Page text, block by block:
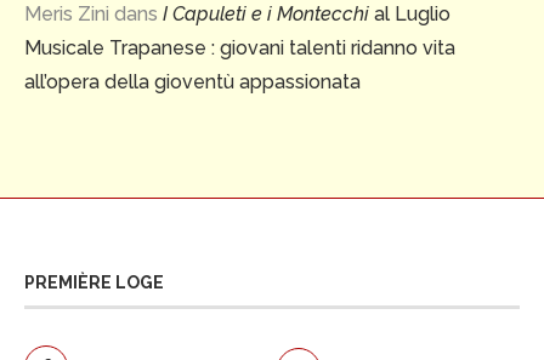
Meris Zini dans I Capuleti e i Montecchi al Luglio
Musicale Trapanese : giovani talenti ridanno vita
all’opera della gioventù appassionata
PREMIÈRE LOGE